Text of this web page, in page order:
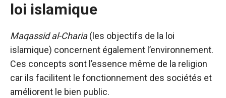
loi islamique
Maqassid al-Charia(les objectifs de la loi
islamique) concernent également l’environnement.
Ces concepts sont l’essence même de la religion
car ils facilitent le fonctionnement des sociétés et
améliorent le bien public.